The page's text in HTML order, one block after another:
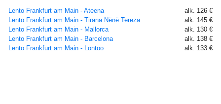
Lento Frankfurt am Main - Ateena
alk. 126 €
Lento Frankfurt am Main - Tirana Nënë Tereza
alk. 145 €
Lento Frankfurt am Main - Mallorca
alk. 130 €
Lento Frankfurt am Main - Barcelona
alk. 138 €
Lento Frankfurt am Main - Lontoo
alk. 133 €